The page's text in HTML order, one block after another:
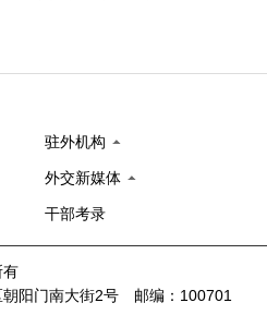
驻外机构
外交新媒体
干部考录
阳门南大街2号 邮编：100701